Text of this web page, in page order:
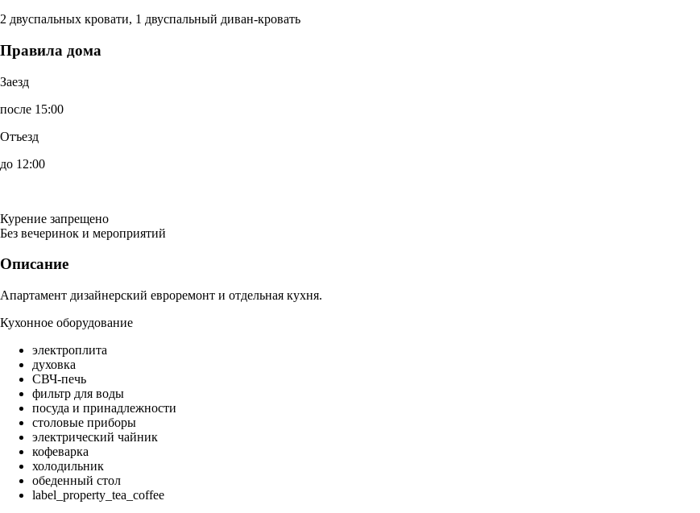
2 двуспальных кровати, 1 двуспальный диван-кровать
Правила дома
Заезд
после 15:00
Отъезд
до 12:00
Курение запрещено
Без вечеринок и мероприятий
Описание
Апартамент дизайнерский евроремонт и отдельная кухня.
Кухонное оборудование
электроплита
духовка
СВЧ-печь
фильтр для воды
посуда и принадлежности
столовые приборы
электрический чайник
кофеварка
холодильник
обеденный стол
label_property_tea_coffee